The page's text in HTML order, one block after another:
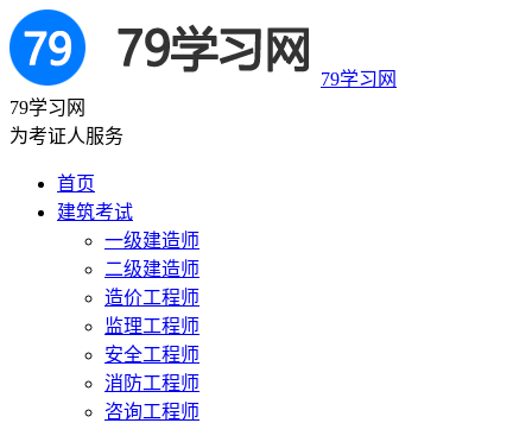
79学习网
79学习网
为考证人服务
首页
建筑考试
一级建造师
二级建造师
造价工程师
监理工程师
安全工程师
消防工程师
咨询工程师